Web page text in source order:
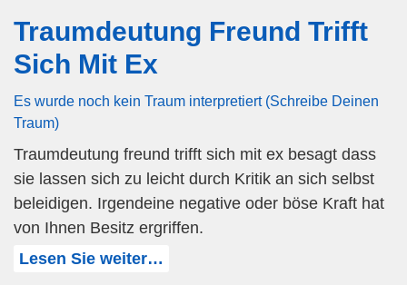
Traumdeutung Freund Trifft
Sich Mit Ex
Es wurde noch kein Traum interpretiert (Schreibe Deinen
Traum)
Traumdeutung freund trifft sich mit ex besagt dass
sie lassen sich zu leicht durch Kritik an sich selbst
beleidigen. Irgendeine negative oder böse Kraft hat
von Ihnen Besitz ergriffen.
Lesen Sie weiter…